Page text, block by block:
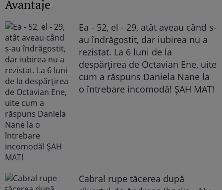
Avantaje
Ea - 52, el - 29, atât aveau când s-
au îndrăgostit, dar iubirea nu a
rezistat. La 6 luni de la
despărțirea de Octavian Ene, uite
cum a răspuns Daniela Nane la
o întrebare incomodă! ȘAH MAT!
Cabral rupe tăcerea după